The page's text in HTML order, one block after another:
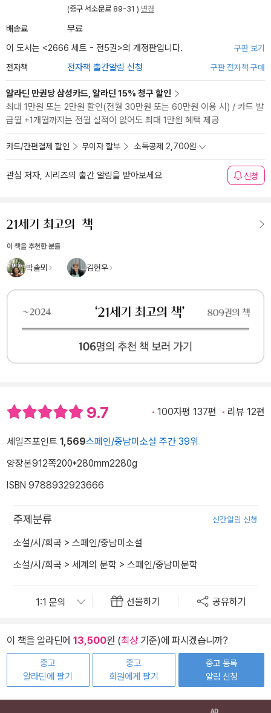
(중구 서소문로 89-31 ) 변경
배송료
무료
이 도서는 <2666 세트 - 전5권>의 개정판입니다. 구판 보기
전자책 전자책 출간알림 신청 구판 전자책 구매
알라딘 만권당 삼성카드, 알라딘 15% 청구 할인
최대 1만원 또는 2만원 할인(전월 30만원 또는 60만원 이용 시) / 카드 발
급월 +1개월까지는 전월 실적이 없어도 최대 1만원 혜택 제공
카드/간편결제 할인 무이자 할부 소득공제 2,700원
관심 저자, 시리즈의 출간 알림을 받아보세요 신청
이 책을 추천한 분들
박솔뫼 김현우
9.7 100자평 137편 리뷰 12편
세일즈포인트 1,569스페인/중남미소설 주간 39위
양장본912쪽200*280mm2280g
ISBN 9788932923666
주제분류 신간알림 신청
소설/시/희곡 > 스페인/중남미소설
소설/시/희곡 > 세계의 문학 > 스페인/중남미문학
선물하기 공유하기
이 책을 알라딘에 13,500원 (최상기준)에 파시겠습니까?
중고
알라딘에 팔기
중고
회원에게 팔기
중고 등록
알림 신청